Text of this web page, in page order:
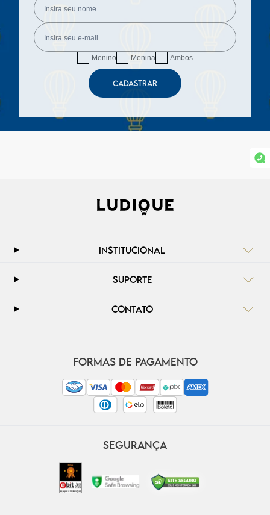
Menino Menina Ambos
CADASTRAR
INSTITUCIONAL
SUPORTE
CONTATO
FORMAS DE PAGAMENTO
SEGURANÇA